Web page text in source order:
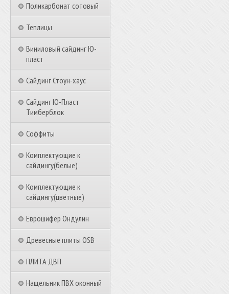
Поликарбонат сотовый
Теплицы
Виниловый сайдинг Ю-
пласт
Сайдинг Стоун-хаус
Сайдинг Ю-Пласт
Тимберблок
Соффиты
Комплектующие к
сайдингу(белые)
Комплектующие к
сайдингу(цветные)
Еврошифер Ондулин
Древесные плиты OSB
ПЛИТА ДВП
Нащельник ПВХ оконный